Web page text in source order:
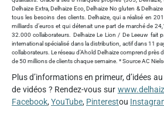
Delhaize Extra, Delhaize Eco, Delhaize No gluten &
tous les besoins des clients. Delhaize, qui a réalisé en
milliards d’euros et qui détenait une part de marché de
32.000 collaborateurs. Delhaize Le Lion / De Leeuw fait
international spécialisé dans la distribution, actif dans 11
collaborateurs. Le réseau d’Ahold Delhaize comprend près
de 50 millions de clients chaque semaine. * Source AC
Plus d’informations en primeur, d’idées
de vidéos ? Rendez-vous sur
Facebook,YouTube, Pinterestou